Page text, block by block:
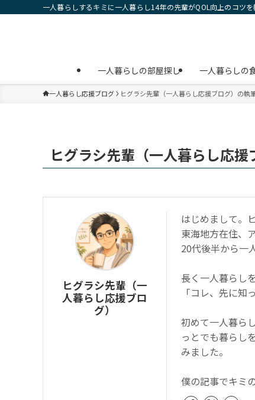
一人暮らしするキミに一人暮らし14年の先輩がQOL向上のコツ
一人暮らしの部屋探し 一人暮らしの
一人暮らし応援ブログ ヒグラシ先輩（一人暮らし応援ブログ）の執
ヒグラシ先輩（一人暮らし応援
ヒグラシ先輩（一
人暮らし応援ブロ
グ）
はじめまして。
東海地方在住、
20代後半から一
長く一人暮らし
「コレ、先に
初めて一人暮ら
っとでも暮らし
みました。
僕の記事でキミ